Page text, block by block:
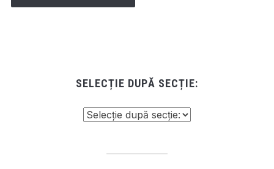
SELECȚIE DUPĂ SECȚIE: